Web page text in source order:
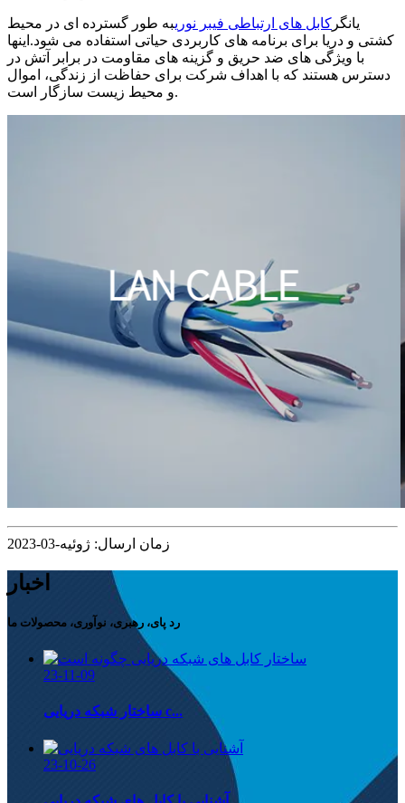
یانگر کابل های ارتباطی فیبر نوریبه طور گسترده ای در محیط
کشتی و دریا برای برنامه های کاربردی حیاتی استفاده می شود.اینها
با ویژگی های ضد حریق و گزینه های مقاومت در برابر آتش در
دسترس هستند که با اهداف شرکت برای حفاظت از زندگی، اموال
و محیط زیست سازگار است.
زمان ارسال: ژوئیه-03-2023
اخبار
رد پای، رهبری، نوآوری، محصولات ما
23-11-09
ساختار شبکه دریایی c...
23-10-26